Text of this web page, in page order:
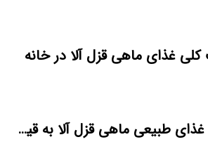
غذای ماهی قزل آلا در خانه
خرید غذای طبیعی ماهی قزل آلا به قیمت فله